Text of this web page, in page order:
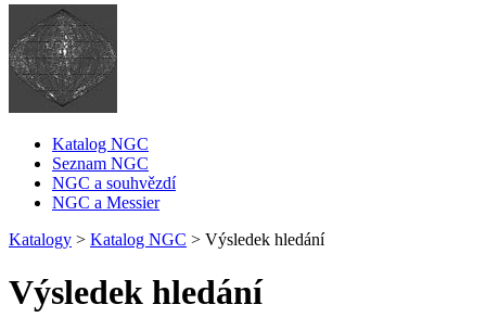
Katalog NGC
Seznam NGC
NGC a souhvězdí
NGC a Messier
Katalogy > Katalog NGC > Výsledek hledání
Výsledek hledání